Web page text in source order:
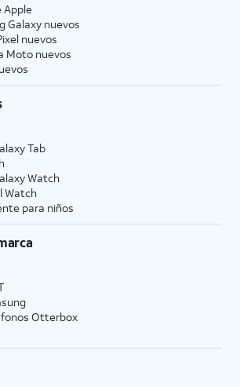
Apple
Galaxy nuevos
nuevos
Moto nuevos
Tab
Watch
Watch
para niños
Otterbox